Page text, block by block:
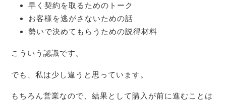
早く契約を取るためのトーク
お客様を逃がさないための話
勢いで決めてもらうための説得材料
こういう認識です。
でも、私は少し違うと思っています。
もちろん営業なので、結果として購入が前に進むことは